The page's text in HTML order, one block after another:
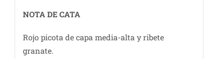
NOTA DE CATA
Rojo picota de capa media-alta y ribete
granate.